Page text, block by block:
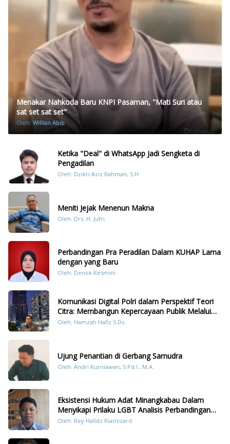
Menakar Nahkoda Baru KNPI Pasaman, "Mati Suri atau
sat set sat set"
Oleh:Willian Abib
Ketika "Deal" di WhatsApp Jadi Sengketa di
Pengadilan
Oleh: Dzikri Aziz Rahman, S.H
Meniti Jejak Menenun Makna
Oleh: Drs. H. Jufri
Perbandingan Pra Peradilan Dalam KUHAP Lama
dengan yang Baru
Oleh: Denok Resmini
Komunikasi Digital Polri dalam Perspektif Teori
Citra: Membangun Kepercayaan Publik Melalui
Konten Humanis Kesiapsiagaan Bencana di
Oleh: Hamzah Hafiz S.Ds.
Ujung Penantian di Gerbang Samudra
Oleh: Andri Kurniawan, S.Pd.I., M.A.
Eksistensi Hukum Adat Minangkabau Dalam
Menyikapi Prilaku LGBT Analisis Perbandingan
Dengan Hukum Pidana
Oleh: Rey Hafidz Riamizard